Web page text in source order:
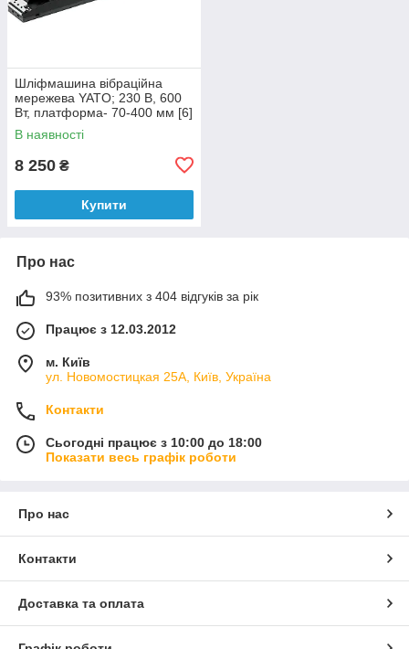
Шліфмашина вібраційна
мережева YATO; 230 В, 600
Вт, платформа- 70-400 мм [6]
В наявності
8 250 ₴
Купити
Про нас
93% позитивних з 404 відгуків за рік
Працює з 12.03.2012
м. Київ
ул. Новомостицкая 25А, Київ, Україна
Контакти
Сьогодні працює з 10:00 до 18:00
Показати весь графік роботи
Про нас
Контакти
Доставка та оплата